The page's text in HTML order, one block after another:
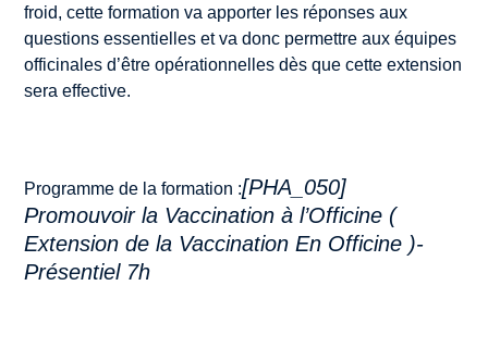
froid, cette formation va apporter les réponses aux
questions essentielles et va donc permettre aux équipes
officinales d’être opérationnelles dès que cette extension
sera effective.
Programme de la formation :[PHA_050]
Promouvoir la Vaccination à l’Officine (
Extension de la Vaccination En Officine )-
Présentiel 7h